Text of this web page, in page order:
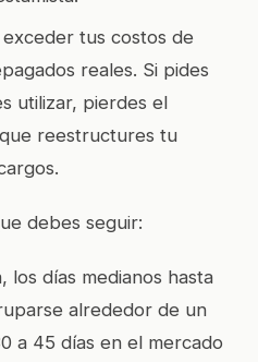
tus costos de
reales. Si pides
utilizar, pierdes el
reestructures tu
debes seguir:
los días medianos hasta
alrededor de un
a 45 días en el mercado